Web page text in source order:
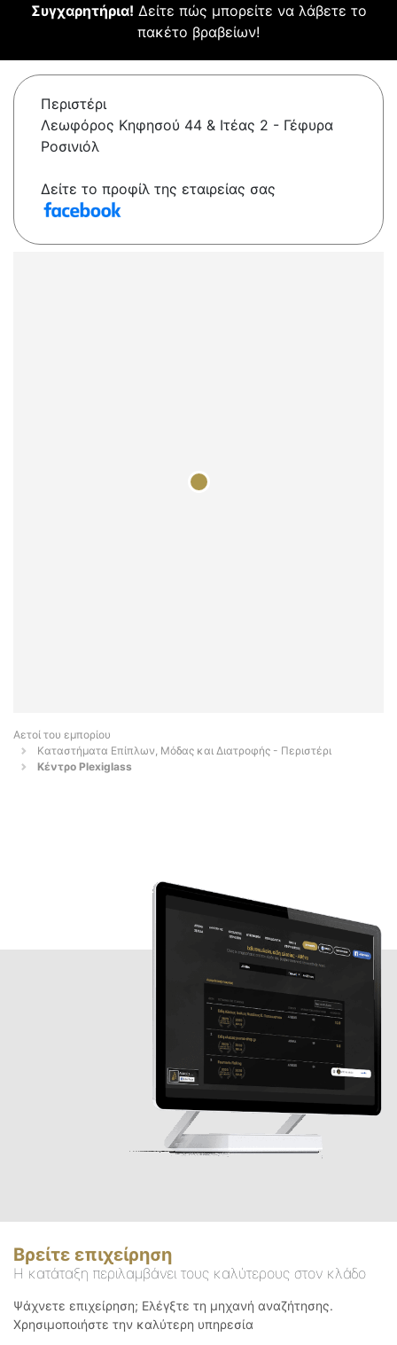
Συγχαρητήρια! Δείτε πώς μπορείτε να λάβετε το
πακέτο βραβείων!
Περιστέρι
Λεωφόρος Κηφησού 44 & Ιτέας 2 - Γέφυρα
Ροσινιόλ
Δείτε το προφίλ της εταιρείας σας
Αετοί του εμπορίου
Καταστήματα Επίπλων, Μόδας και Διατροφής - Περιστέρι
Κέντρο Plexiglass
Βρείτε επιχείρηση
Η κατάταξη περιλαμβάνει τους καλύτερους στον κλάδο
Ψάχνετε επιχείρηση; Ελέγξτε τη μηχανή αναζήτησης.
Χρησιμοποιήστε την καλύτερη υπηρεσία